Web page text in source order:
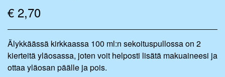
€ 2,70
Älykkäässä kirkkaassa 100 ml:n sekoituspullossa on 2
kierteitä yläosassa, joten voit helposti lisätä makuaineesi ja
ottaa yläosan päälle ja pois.